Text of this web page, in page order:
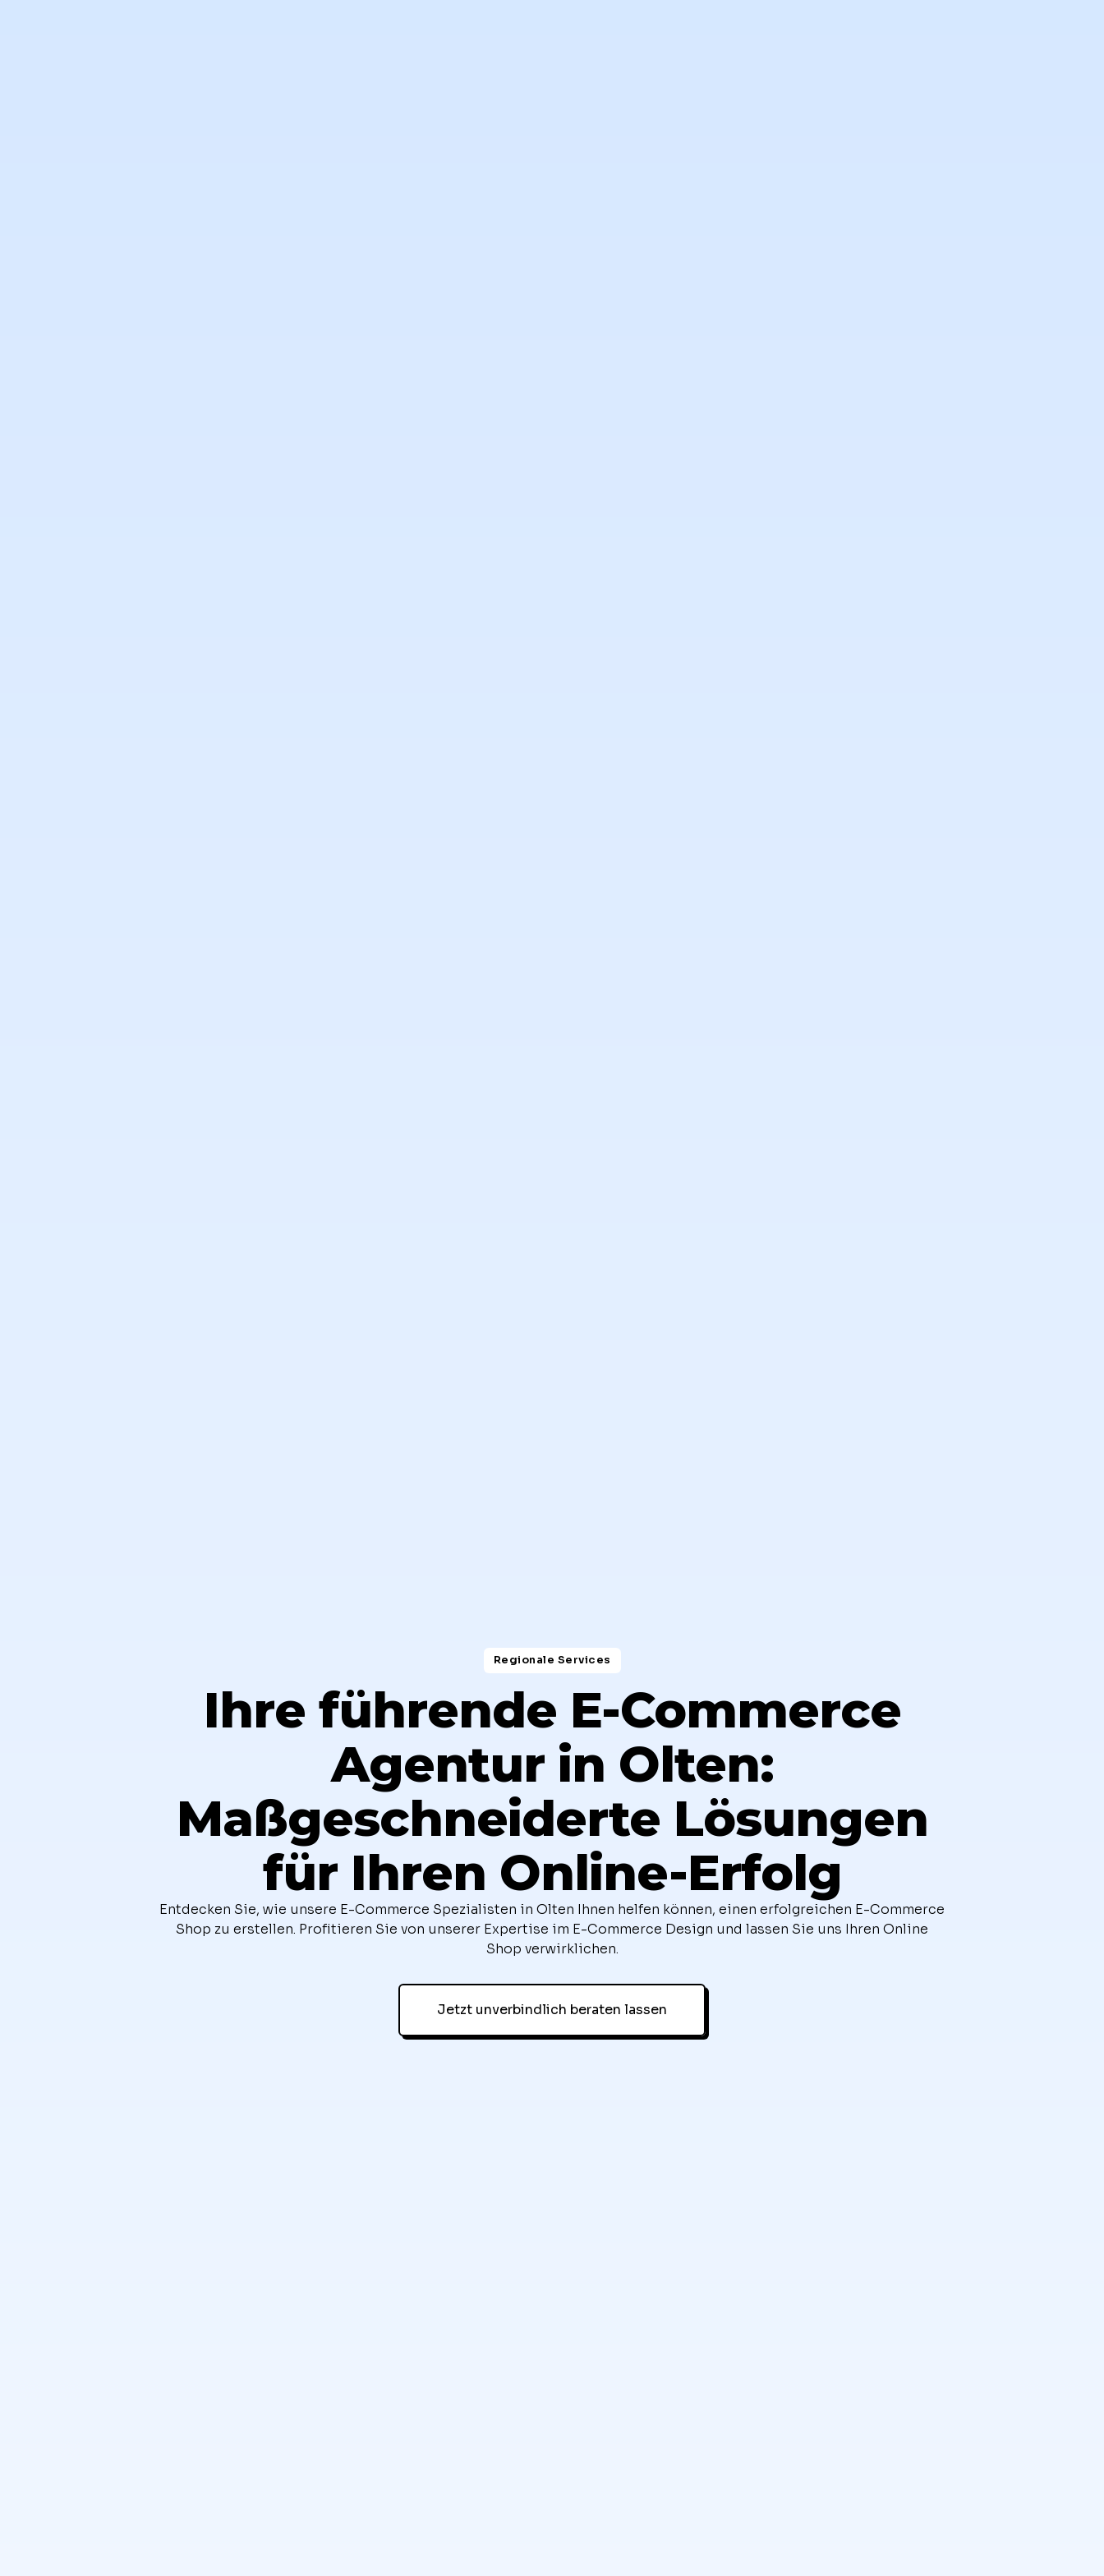
Regionale Services​
Ihre führende E-Commerce
Agentur in Olten:
Maßgeschneiderte Lösungen
für Ihren Online-Erfolg
Entdecken Sie, wie unsere E-Commerce Spezialisten in Olten Ihnen helfen können, einen erfolgreichen E-Commerce
Shop zu erstellen. Profitieren Sie von unserer Expertise im E-Commerce Design und lassen Sie uns Ihren Online
Shop verwirklichen.
Jetzt unverbindlich beraten lassen